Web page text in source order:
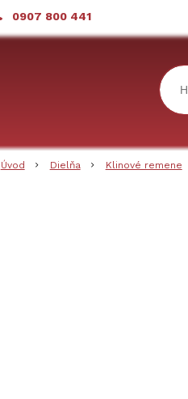
0907 800 441
Úvod Dielňa Klinové remene